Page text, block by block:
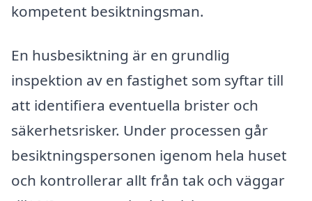
kompetent besiktningsman.
En husbesiktning är en grundlig
inspektion av en fastighet som syftar till
att identifiera eventuella brister och
säkerhetsrisker. Under processen går
besiktningspersonen igenom hela huset
och kontrollerar allt från tak och väggar